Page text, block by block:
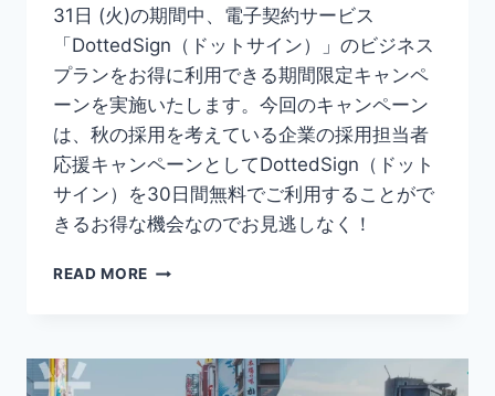
31日 (火)の期間中、電子契約サービス
「DottedSign（ドットサイン）」のビジネス
プランをお得に利用できる期間限定キャンペ
ーンを実施いたします。今回のキャンペーン
は、秋の採用を考えている企業の採用担当者
応援キャンペーンとしてDottedSign（ドット
サイン）を30日間無料でご利用することがで
きるお得な機会なのでお見逃しなく！
READ MORE 【30
料】
KDAN